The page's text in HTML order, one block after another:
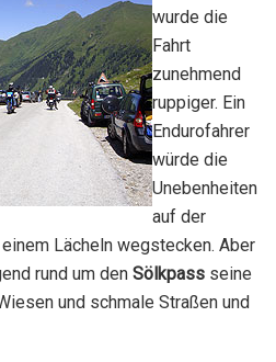
wurde die
Fahrt
zunehmend
ruppiger. Ein
Endurofahrer
würde die
Unebenheiten
auf der
Lächeln wegstecken. Aber
rund um den Sölkpass seine
und schmale Straßen und